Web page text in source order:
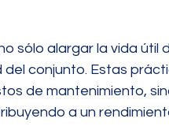
sólo alargar la vida útil
conjunto. Estas
de mantenimiento,
a un